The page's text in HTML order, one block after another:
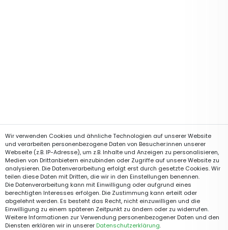
Wir verwenden Cookies und ähnliche Technologien auf unserer Website
und verarbeiten personenbezogene Daten von Besucher:innen unserer
Webseite (z.B. IP-Adresse), um z.B. Inhalte und Anzeigen zu personalisieren,
Medien von Drittanbietern einzubinden oder Zugriffe auf unsere Website zu
analysieren. Die Datenverarbeitung erfolgt erst durch gesetzte Cookies. Wir
teilen diese Daten mit Dritten, die wir in den Einstellungen benennen.
Die Datenverarbeitung kann mit Einwilligung oder aufgrund eines
berechtigten Interesses erfolgen. Die Zustimmung kann erteilt oder
abgelehnt werden. Es besteht das Recht, nicht einzuwilligen und die
Einwilligung zu einem späteren Zeitpunkt zu ändern oder zu widerrufen.
Weitere Informationen zur Verwendung personenbezogener Daten und den
Diensten erklären wir in unserer Daten­schutz­erklärung.